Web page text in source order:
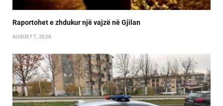
Raportohet e zhdukur një vajzë në Gjilan
AUGUST 7, 2026